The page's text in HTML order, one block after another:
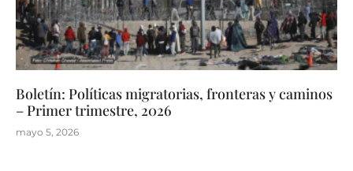
Boletín: Políticas migratorias, fronteras y caminos
– Primer trimestre, 2026
mayo 5, 2026